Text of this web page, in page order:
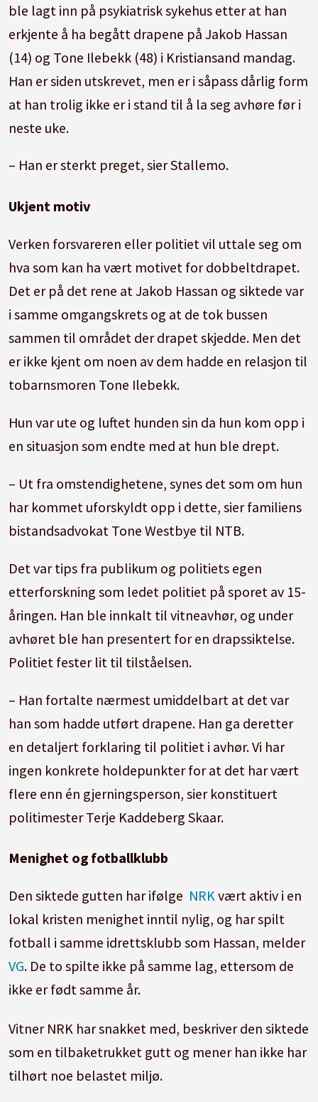
ble lagt inn på psykiatrisk sykehus etter at han
erkjente å ha begått drapene på Jakob Hassan
(14) og Tone Ilebekk (48) i Kristiansand mandag.
Han er siden utskrevet, men er i såpass dårlig form
at han trolig ikke er i stand til å la seg avhøre før i
neste uke.
– Han er sterkt preget, sier Stallemo.
Ukjent motiv
Verken forsvareren eller politiet vil uttale seg om
hva som kan ha vært motivet for dobbeltdrapet.
Det er på det rene at Jakob Hassan og siktede var
i samme omgangskrets og at de tok bussen
sammen til området der drapet skjedde. Men det
er ikke kjent om noen av dem hadde en relasjon til
tobarnsmoren Tone Ilebekk.
Hun var ute og luftet hunden sin da hun kom opp i
en situasjon som endte med at hun ble drept.
– Ut fra omstendighetene, synes det som om hun
har kommet uforskyldt opp i dette, sier familiens
bistandsadvokat Tone Westbye til NTB.
Det var tips fra publikum og politiets egen
etterforskning som ledet politiet på sporet av 15-
åringen. Han ble innkalt til vitneavhør, og under
avhøret ble han presentert for en drapssiktelse.
Politiet fester lit til tilståelsen.
– Han fortalte nærmest umiddelbart at det var
han som hadde utført drapene. Han ga deretter
en detaljert forklaring til politiet i avhør. Vi har
ingen konkrete holdepunkter for at det har vært
flere enn én gjerningsperson, sier konstituert
politimester Terje Kaddeberg Skaar.
Menighet og fotballklubb
Den siktede gutten har ifølge NRKvært aktiv i en
lokal kristen menighet inntil nylig, og har spilt
fotball i samme idrettsklubb som Hassan, melder
VG. De to spilte ikke på samme lag, ettersom de
ikke er født samme år.
Vitner NRK har snakket med, beskriver den siktede
som en tilbaketrukket gutt og mener han ikke har
tilhørt noe belastet miljø.